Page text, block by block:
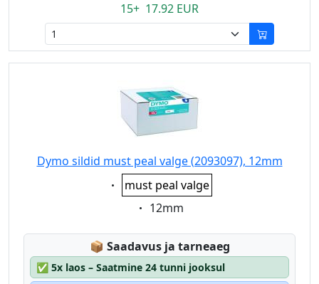
15+ 17.92 EUR
Dymo sildid must peal valge (2093097), 12mm
Eigenschaft:
must peal valge
Eigenschaft:
12mm
📦 Lagerstatus:
Saadavus ja tarneaeg
✅ 5x laos – Saatmine 24 tunni jooksul